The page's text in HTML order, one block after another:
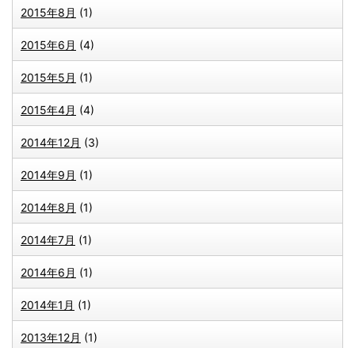
2015年8月 (1)
2015年6月 (4)
2015年5月 (1)
2015年4月 (4)
2014年12月 (3)
2014年9月 (1)
2014年8月 (1)
2014年7月 (1)
2014年6月 (1)
2014年1月 (1)
2013年12月 (1)